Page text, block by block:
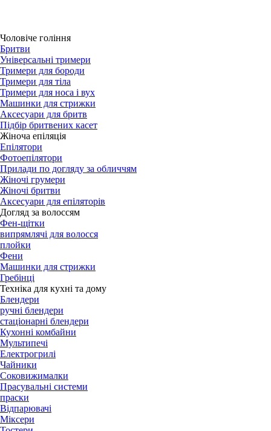
Чоловіче гоління
Бритви
Універсальні тримери
Тримери для бороди
Тримери для тіла
Тримери для носа і вух
Машинки для стрижки
Аксесуари для бритв
Підбір бритвених касет
Жіноча епіляція
Епілятори
Фотоепілятори
Прилади по догляду за обличчям
Жіночі грумери
Жіночі бритви
Аксесуари для епіляторів
Догляд за волоссям
Фен-щітки
випрямлячі для волосся
плойки
Фени
Машинки для стрижки
Гребінці
Техніка для кухні та дому
Блендери
ручні блендери
стаціонарні блендери
Кухонні комбайни
Мультипечі
Електрогрилі
Чайники
Соковижималки
Прасувальні системи
праски
Відпарювачі
Міксери